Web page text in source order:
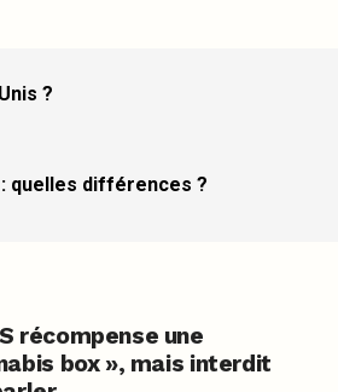
?
quelles différences ?
récompense une
box », mais interdit